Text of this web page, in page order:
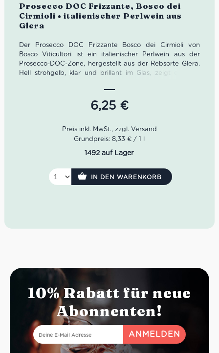
Prosecco DOC Frizzante, Bosco dei
Cirmioli • italienischer Perlwein aus
Glera
Der Prosecco DOC Frizzante Bosco dei Cirmioli von
Bosco Viticultori ist ein italienischer Perlwein aus der
Prosecco-DOC-Zone, hergestellt aus der Rebsorte Glera.
Hell strohgelb, klar und brillant im Glas, zeigt er feine
Akzenten. Am Gaumen wirkt dieser Prosecco frisch, leicht
amabile und harmonisch – ein zugänglicher, fein
perlender Begleiter für Aperitivo, Antipasti und leichte
Prosecco Frizzante online kaufen möchten, der Frische,
Leichtigkeit und typische norditalienische Aperitivo-
6,25 €
mit4.73
von 5
Grundpreis: 8,33 € / 1 l
1492 auf Lager
IN DEN WARENKORB
10% Rabatt für neue
Abonnenten!